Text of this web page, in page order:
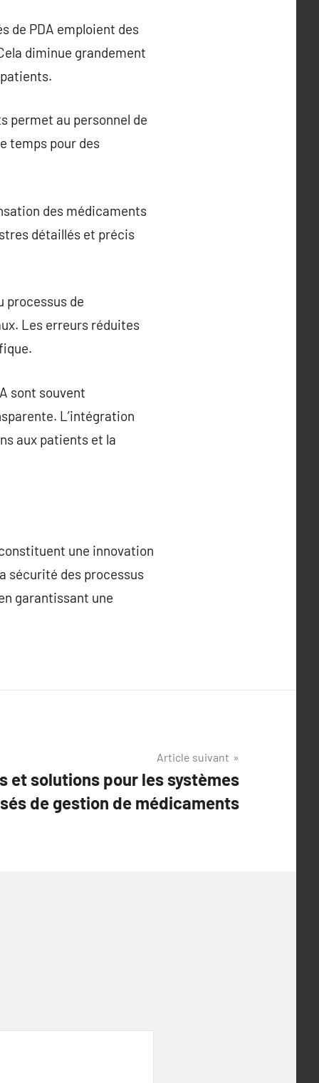
de PDA emploient des
diminue grandement
permet au personnel de
temps pour des
des médicaments
détaillés et précis
processus de
Les erreurs réduites
sont souvent
L’intégration
aux patients et la
une innovation
sécurité des processus
garantissant une
Article suivant
et solutions pour les systèmes
de gestion de médicaments